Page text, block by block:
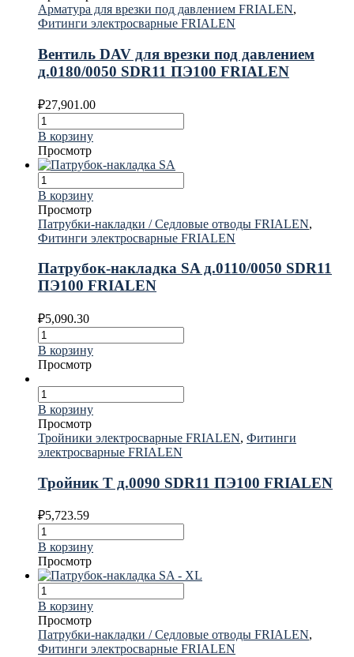
Арматура для врезки под давлением FRIALEN,
Фитинги электросварные FRIALEN
Вентиль DAV для врезки под давлением
д.0180/0050 SDR11 ПЭ100 FRIALEN
₽27,901.00
В корзину
Просмотр
В корзину
Просмотр
Патрубки-накладки / Седловые отводы FRIALEN,
Фитинги электросварные FRIALEN
Патрубок-накладка SA д.0110/0050 SDR11
ПЭ100 FRIALEN
₽5,090.30
В корзину
Просмотр
В корзину
Просмотр
Тройники электросварные FRIALEN, Фитинги
электросварные FRIALEN
Тройник T д.0090 SDR11 ПЭ100 FRIALEN
₽5,723.59
В корзину
Просмотр
В корзину
Просмотр
Патрубки-накладки / Седловые отводы FRIALEN,
Фитинги электросварные FRIALEN